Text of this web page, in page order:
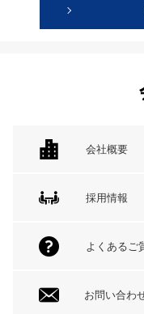
会社概要
採用情報
よくあるご
お問い合わ